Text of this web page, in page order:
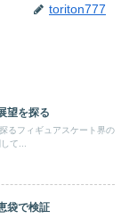
toriton777
望を探る
るフィギュアスケート界の
て...
袋で検証